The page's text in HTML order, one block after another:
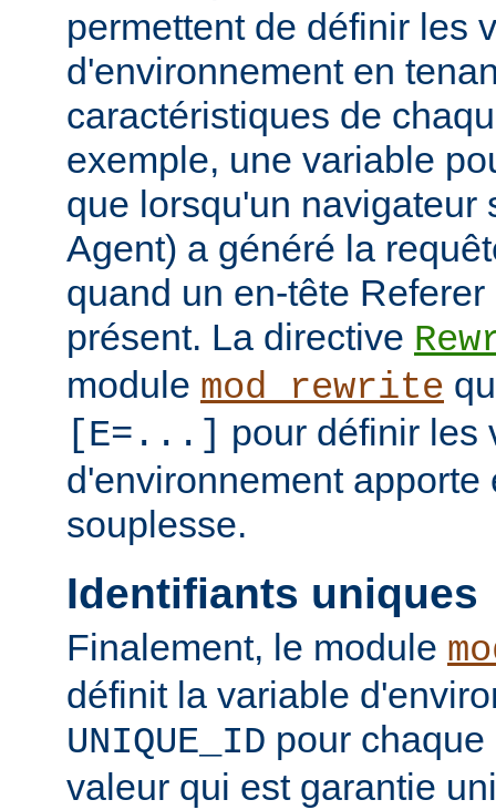
permettent de définir les
d'environnement en
caractéristiques de
exemple, une variable
que lorsqu'un navigateur
Agent) a généré la
quand un en-tête
présent. La directive
module mod_rewrite
[E=...] pour définir les
d'environnement apporte
souplesse.
Identifiants uniques
Finalement, le module
définit la variable
UNIQUE_ID pour
valeur qui est garantie